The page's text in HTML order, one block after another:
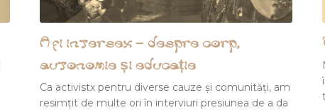
A fi intersex – despre corp,
autonomie și educație
Ca activistx pentru diverse cauze și comunități, am
resimțit de multe ori în interviuri presiunea de a da